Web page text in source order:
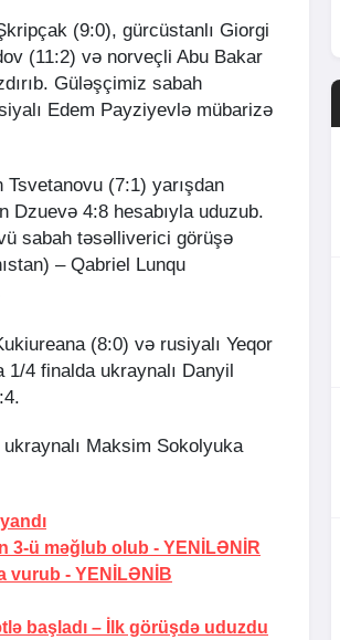
(9:0), gürcüstanlı Giorgi
(11:2) və norveçli Abu Bakar
Güləşçimiz sabah
Edem Payziyevlə mübarizə
Tsvetanovu (7:1) yarışdan
Dzuevə 4:8 hesabıyla uduzub.
sabah təsəlliverici görüşə
– Qabriel Lunqu
(8:0) və rusiyalı Yeqor
4 finalda ukraynalı Danyil
Maksim Sokolyuka
3-ü məğlub olub - YENİLƏNİR
vurub - YENİLƏNİB
başladı –
İlk görüşdə uduzdu